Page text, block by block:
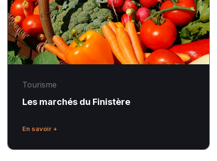
Tourisme
Les marchés du Finistère
En savoir +